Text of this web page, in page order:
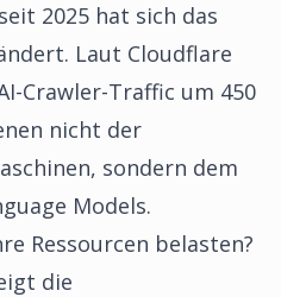
2025 hat sich das
Laut Cloudflare
Crawler-Traffic um 450
nicht der
sondern dem
Models.
Ressourcen belasten?
die